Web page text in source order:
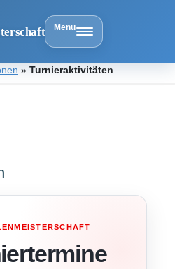
Menü
» Turnieraktivitäten